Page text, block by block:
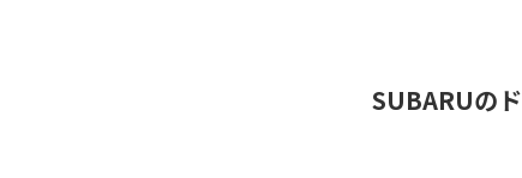
SUBARUの